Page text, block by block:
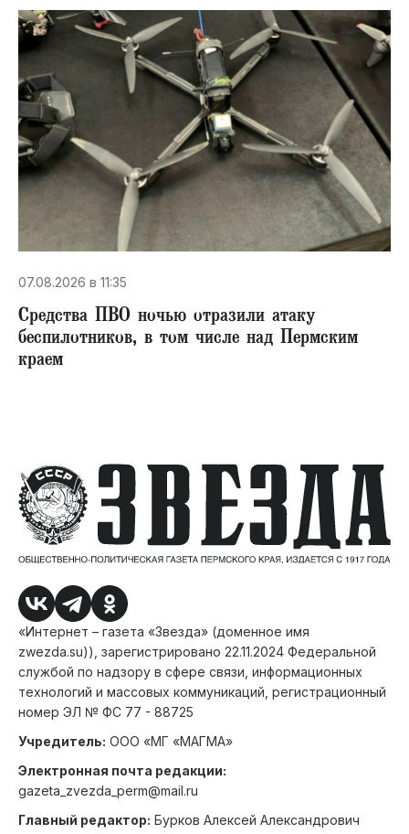
07.08.2026 в 11:35
Средства ПВО ночью отразили атаку
беспилотников, в том числе над Пермским
краем
«Интернет – газета «Звезда» (доменное имя
zwezda.su)), зарегистрировано 22.11.2024 Федеральной
службой по надзору в сфере связи, информационных
технологий и массовых коммуникаций, регистрационный
номер ЭЛ № ФС 77 - 88725
Учредитель: ООО «МГ «МАГМА»
Электронная почта редакции:
gazeta_zvezda_perm@mail.ru
Главный редактор: Бурков Алексей Александрович